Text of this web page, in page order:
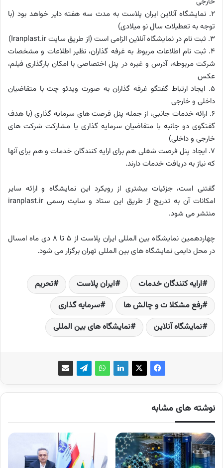
2. نمایشگاه آنلاین ایران پلاست به مدت سه هفته دایر خواهد بود (با
توجه به تعطیلات سال نو میلادی)
3. ثبت نام در نمایشگاه آنلاین الزامی است (از طریق سایت Iranplast.ir)
4. ثبت نام اطلاعات مربوط به غرفه گذاران، نظیر اطلاعات و مشخصات
شرکت مربوطه، آدرس و غیره در پنل اختصاصی با امکان بارگذاری فیلم،
عکس
5. ایجاد ارتباط گفتگو غرفه گذاران به صورت ویدئو چت با متقاضیان
داخلی و خارجی
6. ارائه خدمات جانبی، از جمله پنل فرصت های سرمایه گذاری (با هدف
گفتگوی دو جانبه با متقاضیان سرمایه گذاری یا مشارکت شرکت های
خارجی و داخلی)
7. ایجاد پنل فرصت شغلی هم برای ارایه کنندگان خدمات و هم برای آنها
که نیاز به دریافت خدمات دارند.
گفتنی است، جزئیات بیشتری از رویکرد این نمایشگاه و ارائه سایر
امکانات آن به تدریج از طریق این ستاد و سایت رسمی iranplast.ir
منتشر می شود.
چهاردهمین نمایشگاه بین المللی ایران پلاست از 5 تا 8 دی ماه امسال
در محل دایمی نمایشگاه های بین المللی تهران برگزار می شود.
ارایه کنندگان خدمات ایران پلاست
تحریم‌
رفع مشکلا ت و چالش ها
سرمایه گذاری
نمایشگاه آنلاین
نمایشگاه های بین المللی
نوشته های مشابه